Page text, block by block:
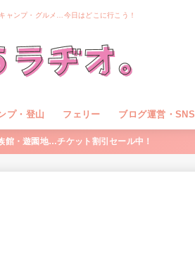
ャンプ・グルメ…今日はどこに行こう！
プ・登山 フェリー ブログ運営・SNS
館・遊園地…チケット割引セール中！